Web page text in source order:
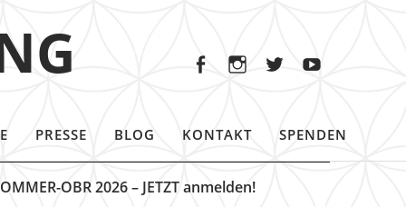
PRESSE BLOG KONTAKT SPENDEN
OBR 2026 – JETZT anmelden!